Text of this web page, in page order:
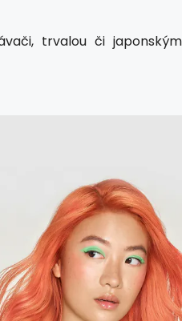
trvalou či japonským